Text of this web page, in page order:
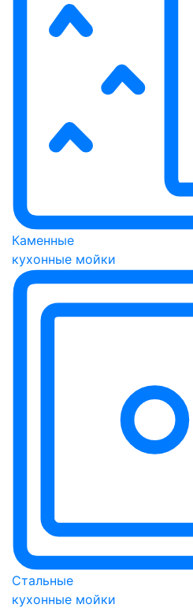
Каменные
кухонные мойки
Стальные
кухонные мойки